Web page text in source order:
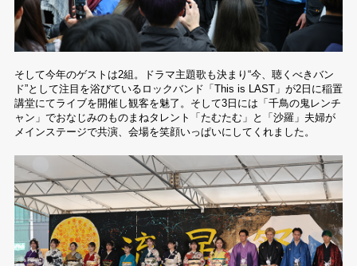
そして今年のゲストは2組。ドラマ主題歌も決まり“今、聴くべきバン
ド”として注目を浴びているロックバンド「This is LAST」が2日に稲置
講堂にてライブを開催し観客を魅了。そして3日には「千鳥の鬼レンチ
ャン」でおなじみのものまねタレント「たむたむ」と「沙羅」夫婦が
メインステージで共演、会場を笑顔いっぱいにしてくれました。